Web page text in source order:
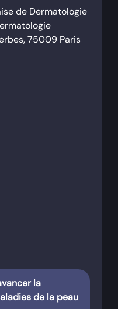
de Dermatologie
75009 Paris
la
de la peau